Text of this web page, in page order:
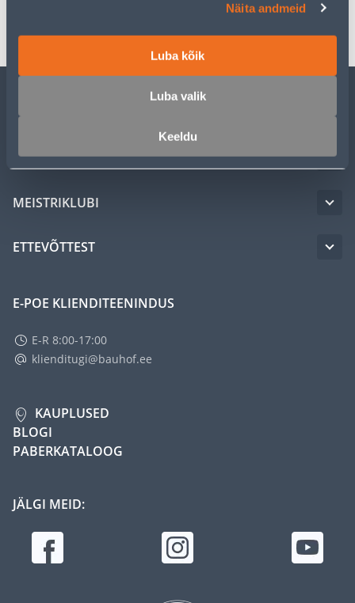
Näita andmeid
Luba kõik
Luba valik
Keeldu
KLIENDITEENINDUS
TEENUSED
MEISTRIKLUBI
ETTEVÕTTEST
E-POE KLIENDITEENINDUS
E-R 8:00-17:00
klienditugi@bauhof.ee
KAUPLUSED
BLOGI
PABERKATALOOG
JÄLGI MEID: